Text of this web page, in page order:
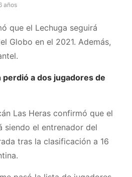
años
que el Lechuga seguirá
Globo en el 2021. Además,
a dos jugadores de
Las Heras confirmó que el
siendo el entrenador del
tras la clasificación a 16